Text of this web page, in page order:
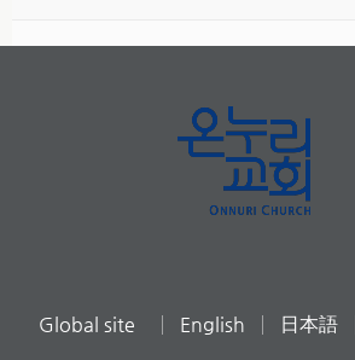
Global site English 日本語